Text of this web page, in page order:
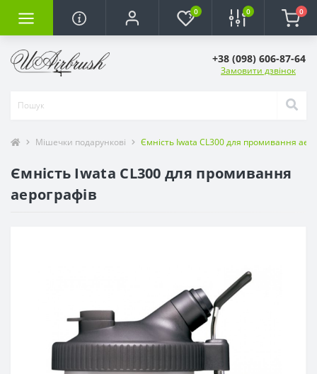
0 0 0
+38 (098) 606-87-64
Замовити дзвінок
Мішечки подарункові Ємність Iwata CL300 для промивання
Ємність Iwata CL300 для промивання
аерографів